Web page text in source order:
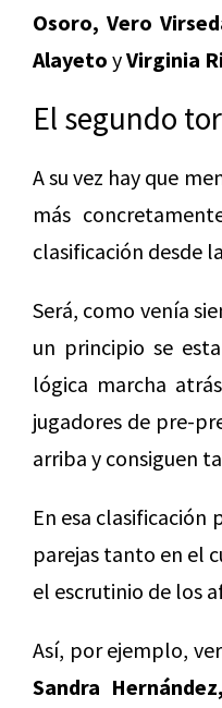
Osoro, Vero
Alayeto yVirginia
El segundo
A su vez hay que
más
clasificación desde
Será, como venía
un principio se
lógica marcha
jugadores de pre-
arriba y consiguen
En esa clasificación
parejas tanto en el
el escrutinio de los
Así, por ejemplo,
Sandra